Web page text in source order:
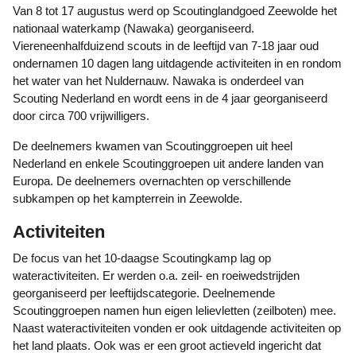
Van 8 tot 17 augustus werd op Scoutinglandgoed Zeewolde het
nationaal waterkamp (Nawaka) georganiseerd.
Viereneenhalfduizend scouts in de leeftijd van 7-18 jaar oud
ondernamen 10 dagen lang uitdagende activiteiten in en rondom
het water van het Nuldernauw. Nawaka is onderdeel van
Scouting Nederland en wordt eens in de 4 jaar georganiseerd
door circa 700 vrijwilligers.
De deelnemers kwamen van Scoutinggroepen uit heel
Nederland en enkele Scoutinggroepen uit andere landen van
Europa. De deelnemers overnachten op verschillende
subkampen op het kampterrein in Zeewolde.
Activiteiten
De focus van het 10-daagse Scoutingkamp lag op
wateractiviteiten. Er werden o.a. zeil- en roeiwedstrijden
georganiseerd per leeftijdscategorie. Deelnemende
Scoutinggroepen namen hun eigen lelievletten (zeilboten) mee.
Naast wateractiviteiten vonden er ook uitdagende activiteiten op
het land plaats. Ook was er een groot actieveld ingericht dat